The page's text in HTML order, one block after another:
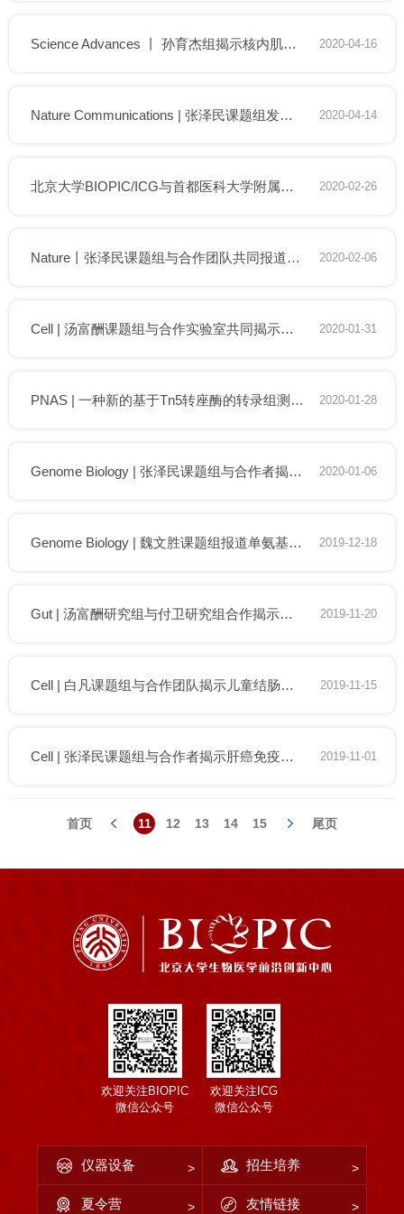
2020-04-16
Science Advances 丨 孙育杰组揭示核内肌动蛋白调控转录机制
2020-04-14
Nature Communications | 张泽民课题组发表单细胞转录组数据快速注释新方法
2020-02-26
北京大学BIOPIC/ICG与首都医科大学附属北京佑安医院等单位用高通量单细胞测序找到新冠肺炎多种全人源抗体
2020-02-06
Nature丨张泽民课题组与合作团队共同报道肿瘤转录组变异领域的重大进展
2020-01-31
Cell | 汤富酬课题组与合作实验室共同揭示灵长类卵巢衰老的分子标记物
2020-01-28
PNAS | 一种新的基于Tn5转座酶的转录组测序快速建库方法
2020-01-06
Genome Biology | 张泽民课题组与合作者揭示结直肠癌肿瘤特异性T细胞的甲基化特征
2019-12-18
Genome Biology | 魏文胜课题组报道单氨基酸精度绘制蛋白质功能图谱新方法
2019-11-20
Gut | 汤富酬研究组与付卫研究组合作揭示家族性腺瘤性息肉病的发病机制
2019-11-15
Cell | 白凡课题组与合作团队揭示儿童结肠炎及炎症性肠病的致病机制及治疗方法
2019-11-01
Cell | 张泽民课题组与合作者揭示肝癌免疫微环境的动态特征
首页 11 12 13 14 15 尾页
欢迎关注BIOPIC
微信公众号
欢迎关注ICG
微信公众号
仪器设备 招生培养
夏令营 友情链接